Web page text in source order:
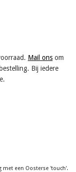
Mail ons om
Bij iedere
met een Oosterse 'touch'.